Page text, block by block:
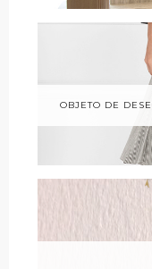
OBJETO DE